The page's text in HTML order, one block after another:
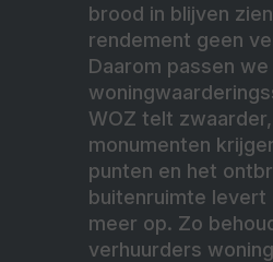
brood in blijven
rendement geen
Daarom passen
WOZ telt
monumenten
punten en het
buitenruimte levert
meer op. Zo
verhuurders